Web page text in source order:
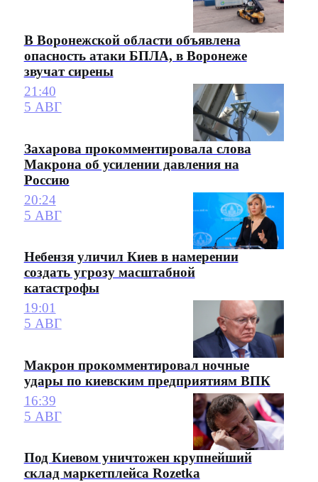
В Воронежской области объявлена
опасность атаки БПЛА, в Воронеже
звучат сирены
21:40
5 АВГ
Захарова прокомментировала слова
Макрона об усилении давления на
Россию
20:24
5 АВГ
Небензя уличил Киев в намерении
создать угрозу масштабной
катастрофы
19:01
5 АВГ
Макрон прокомментировал ночные
удары по киевским предприятиям ВПК
16:39
5 АВГ
Под Киевом уничтожен крупнейший
склад маркетплейса Rozetka